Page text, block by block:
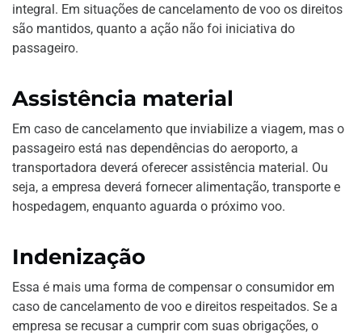
integral. Em situações de cancelamento de voo os direitos
são mantidos, quanto a ação não foi iniciativa do
passageiro.
Assistência material
Em caso de cancelamento que inviabilize a viagem, mas o
passageiro está nas dependências do aeroporto, a
transportadora deverá oferecer assistência material. Ou
seja, a empresa deverá fornecer alimentação, transporte e
hospedagem, enquanto aguarda o próximo voo.
Indenização
Essa é mais uma forma de compensar o consumidor em
caso de cancelamento de voo e direitos respeitados. Se a
empresa se recusar a cumprir com suas obrigações, o